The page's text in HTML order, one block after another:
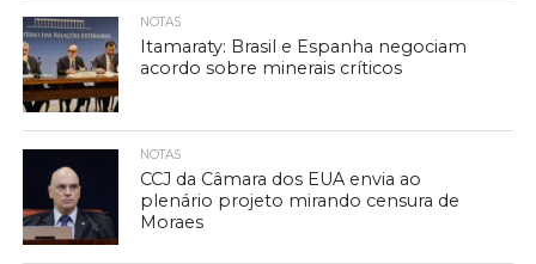
NOTAS
Itamaraty: Brasil e Espanha negociam
acordo sobre minerais críticos
NOTAS
CCJ da Câmara dos EUA envia ao
plenário projeto mirando censura de
Moraes